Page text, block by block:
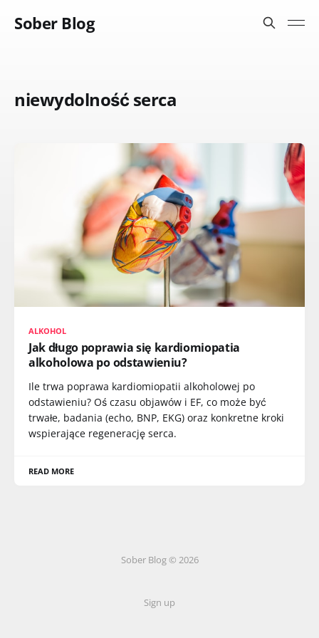
Sober Blog
niewydolność serca
ALKOHOL
Jak długo poprawia się kardiomiopatia
alkoholowa po odstawieniu?
Ile trwa poprawa kardiomiopatii alkoholowej po
odstawieniu? Oś czasu objawów i EF, co może być
trwałe, badania (echo, BNP, EKG) oraz konkretne kroki
wspierające regenerację serca.
READ MORE
Sober Blog © 2026
Sign up